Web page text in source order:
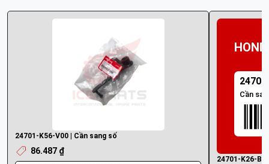
24701-K56-V00 | Cần sang số
86.487 ₫
Cần
24701-K26-